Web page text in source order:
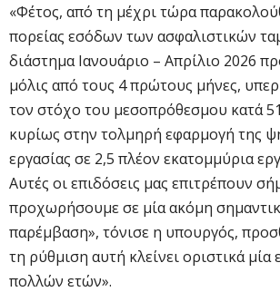
«Φέτος, από τη μέχρι τώρα
πορείας εσόδων των ασφαλιστικών
διάστημα Ιανουάριο – Απρίλιο 2026
μόλις από τους 4 πρώτους μήνες,
τον στόχο του μεσοπρόθεσμου κατά
κυρίως στην τολμηρή εφαρμογή της
εργασίας σε 2,5 πλέον εκατομμύρια
Αυτές οι επιδόσεις μας επιτρέπουν
προχωρήσουμε σε μία ακόμη
παρέμβαση», τόνισε η υπουργός,
τη ρύθμιση αυτή κλείνει οριστικά μία
πολλών ετών».